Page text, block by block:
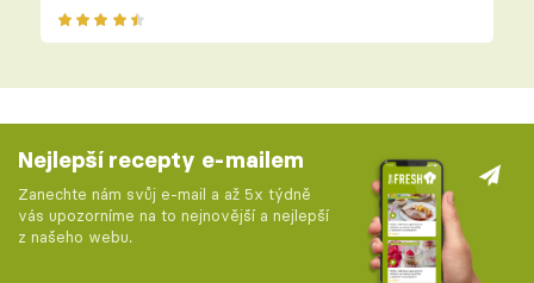
Nejlepší recepty e-mailem
Zanechte nám svůj e-mail a až 5x týdně
vás upozorníme na to nejnovější a nejlepší
z našeho webu.